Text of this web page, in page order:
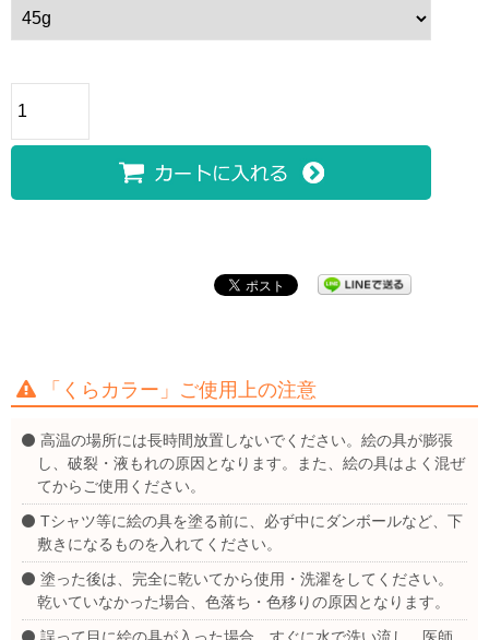
「くらカラー」ご使用上の注意
高温の場所には長時間放置しないでください。絵の具が膨張
し、破裂・液もれの原因となります。また、絵の具はよく混ぜ
てからご使用ください。
Tシャツ等に絵の具を塗る前に、必ず中にダンボールなど、下
敷きになるものを入れてください。
塗った後は、完全に乾いてから使用・洗濯をしてください。
乾いていなかった場合、色落ち・色移りの原因となります。
誤って目に絵の具が入った場合、すぐに水で洗い流し、医師